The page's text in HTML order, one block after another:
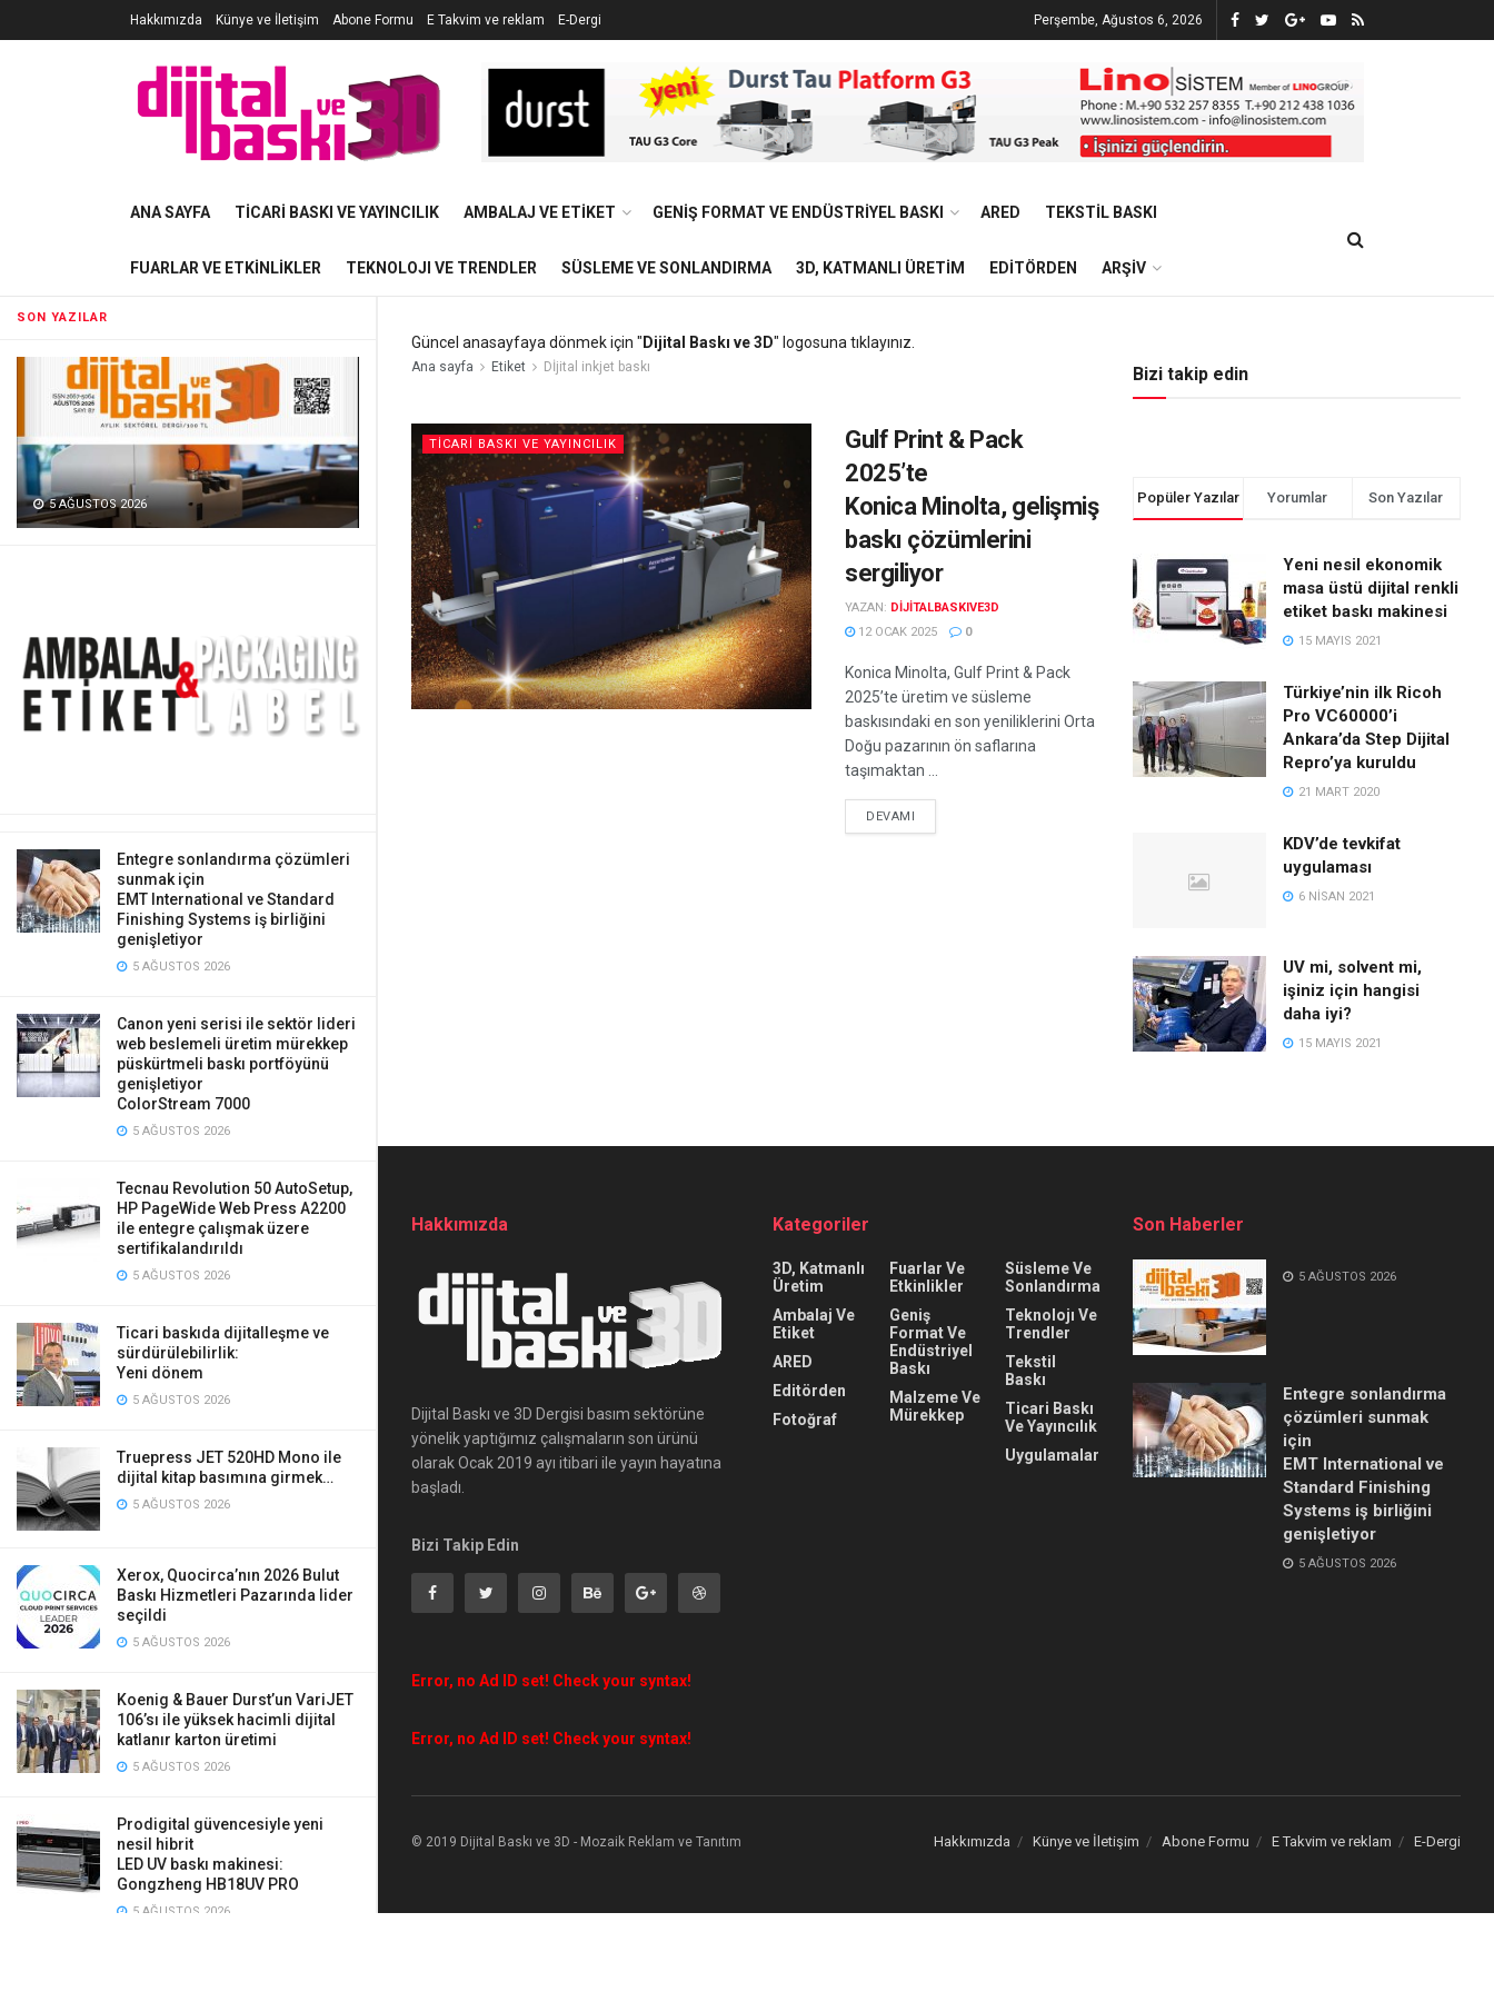
SON YAZILAR
5 AĞUSTOS 2026
Entegre sonlandırma çözümleri
sunmak için
EMT International ve Standard
Finishing Systems iş birliğini
genişletiyor
5 AĞUSTOS 2026
Canon yeni serisi ile sektör lideri
web beslemeli üretim mürekkep
püskürtmeli baskı portföyünü
genişletiyor
ColorStream 7000
5 AĞUSTOS 2026
Tecnau Revolution 50 AutoSetup,
HP PageWide Web Press A2200
ile entegre çalışmak üzere
sertifikalandırıldı
5 AĞUSTOS 2026
Ticari baskıda dijitalleşme ve
sürdürülebilirlik:
Yeni dönem
5 AĞUSTOS 2026
Truepress JET 520HD Mono ile
dijital kitap basımına girmek…
5 AĞUSTOS 2026
Xerox, Quocirca’nın 2026 Bulut
Baskı Hizmetleri Pazarında lider
seçildi
5 AĞUSTOS 2026
Koenig & Bauer Durst’un VariJET
106’sı ile yüksek hacimli dijital
katlanır karton üretimi
5 AĞUSTOS 2026
Prodigital güvencesiyle yeni
nesil hibrit
LED UV baskı makinesi:
Gongzheng HB18UV PRO
5 AĞUSTOS 2026
Hakkımızda Künye ve İletişim Abone Formu E Takvim ve reklam E-Dergi Perşembe, Ağustos 6, 2026
ANA SAYFA TICARI BASKI VE YAYINCILIK AMBALAJ VE ETIKET GENIŞ FORMAT VE ENDÜSTRIYEL BASKI ARED TEKSTIL BASKI
FUARLAR VE ETKINLIKLER TEKNOLOJI VE TRENDLER SÜSLEME VE SONLANDIRMA 3D, KATMANLI ÜRETIM EDITÖRDEN ARŞIV
Güncel anasayfaya dönmek için " Dijital Baskı ve 3D" logosuna tıklayınız.
Ana sayfa Etiket Dİjital inkjet baskı
TICARI BASKI VE YAYINCILIK
Gulf Print & Pack
2025’te
Konica Minolta, gelişmiş
baskı çözümlerini
sergiliyor
YAZAN: DIJITALBASKIVE3D
12 OCAK 2025
0
Konica Minolta, Gulf Print & Pack
2025’te üretim ve süsleme
baskısındaki en son yeniliklerini Orta
Doğu pazarının ön saflarına
taşımaktan ...
DEVAMI
Bizi takip edin
Popüler Yazılar Yorumlar Son Yazılar
Yeni nesil ekonomik
masa üstü dijital renkli
etiket baskı makinesi
15 MAYIS 2021
Türkiye’nin ilk Ricoh
Pro VC60000’i
Ankara’da Step Dijital
Repro’ya kuruldu
21 MART 2020
KDV’de tevkifat
uygulaması
6 NISAN 2021
UV mi, solvent mi,
işiniz için hangisi
daha iyi?
15 MAYIS 2021
Hakkımızda
Dijital Baskı ve 3D Dergisi basım sektörüne
yönelik yaptığımız çalışmaların son ürünü
olarak Ocak 2019 ayı itibari ile yayın hayatına
başladı.
Bizi Takip Edin
Error, no Ad ID set! Check your syntax!
Error, no Ad ID set! Check your syntax!
Kategoriler
3D, Katmanlı
Üretim
Ambalaj Ve
Etiket
ARED
Editörden
Fotoğraf
Fuarlar Ve
Etkinlikler
Geniş
Format Ve
Endüstriyel
Baskı
Malzeme Ve
Mürekkep
Süsleme Ve
Sonlandırma
Teknolojı Ve
Trendler
Tekstil
Baskı
Ticari Baskı
Ve Yayıncılık
Uygulamalar
Son Haberler
5 AĞUSTOS 2026
Entegre sonlandırma
çözümleri sunmak
için
EMT International ve
Standard Finishing
Systems iş birliğini
genişletiyor
5 AĞUSTOS 2026
Hakkımızda Künye ve İletişim Abone Formu E Takvim ve reklam E-Dergi
© 2019 Dijital Baskı ve 3D - Mozaik Reklam ve Tanıtım